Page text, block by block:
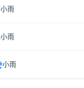
小雨
小雨
小雨